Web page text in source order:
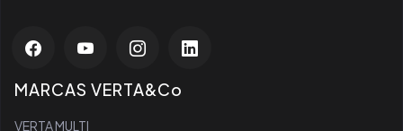
MARCAS VERTA&Co
VERTA MULTI